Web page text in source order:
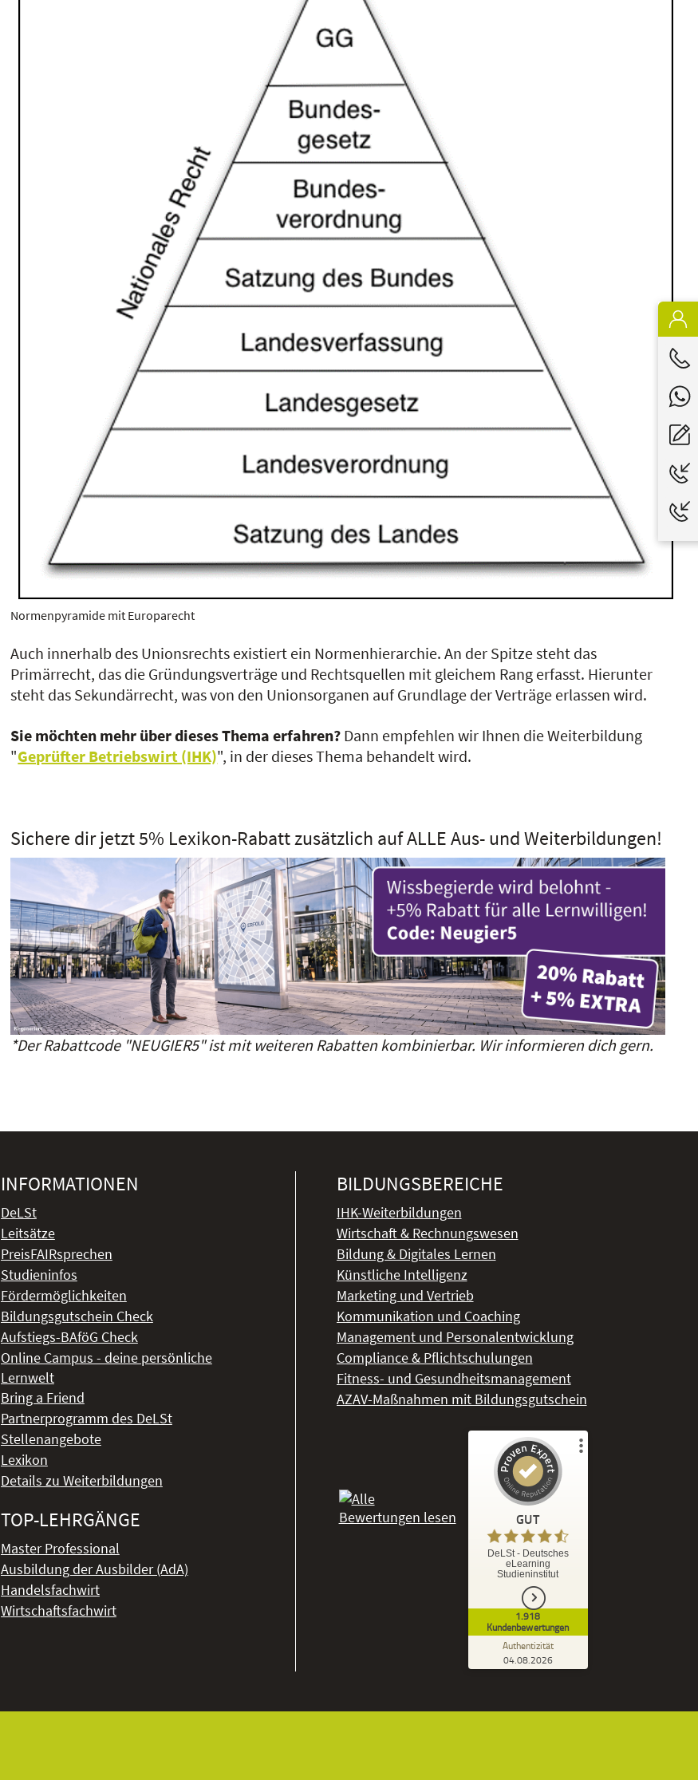
Normenpyramide mit Europarecht
Auch innerhalb des Unionsrechts existiert ein Normenhierarchie. An der Spitze steht das
Primärrecht, das die Gründungsverträge und Rechtsquellen mit gleichem Rang erfasst. Hierunter
steht das Sekundärrecht, was von den Unionsorganen auf Grundlage der Verträge erlassen wird.
Sie möchten mehr über dieses Thema erfahren? Dann empfehlen wir Ihnen die Weiterbildung
"Geprüfter Betriebswirt (IHK)", in der dieses Thema behandelt wird.
Sichere dir jetzt 5% Lexikon-Rabatt zusätzlich auf ALLE Aus- und Weiterbildungen!
*Der Rabattcode "NEUGIER5" ist mit weiteren Rabatten kombinierbar. Wir informieren dich gern.
INFORMATIONEN
DeLSt
Leitsätze
PreisFAIRsprechen
Studieninfos
Fördermöglichkeiten
Bildungsgutschein Check
Aufstiegs-BAföG Check
Online Campus - deine persönliche
Lernwelt
Bring a Friend
Partnerprogramm des DeLSt
Stellenangebote
Lexikon
Details zu Weiterbildungen
TOP-LEHRGÄNGE
Master Professional
Ausbildung der Ausbilder (AdA)
Handelsfachwirt
Wirtschaftsfachwirt
BILDUNGSBEREICHE
IHK-Weiterbildungen
Wirtschaft & Rechnungswesen
Bildung & Digitales Lernen
Künstliche Intelligenz
Marketing und Vertrieb
Kommunikation und Coaching
Management und Personalentwicklung
Compliance & Pflichtschulungen
Fitness- und Gesundheitsmanagement
AZAV-Maßnahmen mit Bildungsgutschein
GUT
DeLSt - Deutsches
eLearning
Studieninstitut
1.918
Kundenbewertungen
Authentizität
04.08.2026
Kundenbewertungen und Erfahrungen zu
DeLSt - Deutsches eLearning Studieninstitut
ProvenExpert.com
ProvenExpert.com
1.827
Bewertungen von